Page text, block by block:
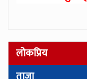
लोकप्रिय